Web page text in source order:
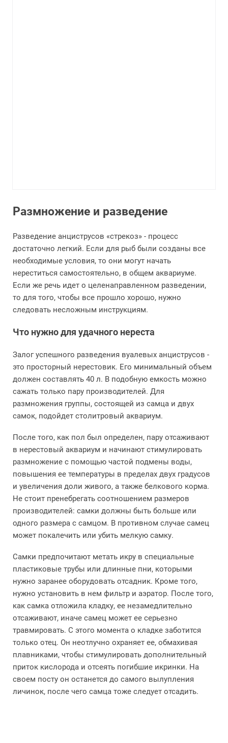
Размножение и разведение
Разведение анциструсов «стрекоз» - процесс
достаточно легкий. Если для рыб были созданы все
необходимые условия, то они могут начать
нереститься самостоятельно, в общем аквариуме.
Если же речь идет о целенаправленном разведении,
то для того, чтобы все прошло хорошо, нужно
следовать несложным инструкциям.
Что нужно для удачного нереста
Залог успешного разведения вуалевых анциструсов -
это просторный нерестовик. Его минимальный объем
должен составлять 40 л. В подобную емкость можно
сажать только пару производителей. Для
размножения группы, состоящей из самца и двух
самок, подойдет столитровый аквариум.
После того, как пол был определен, пару отсаживают
в нерестовый аквариум и начинают стимулировать
размножение с помощью частой подмены воды,
повышения ее температуры в пределах двух градусов
и увеличения доли живого, а также белкового корма.
Не стоит пренебрегать соотношением размеров
производителей: самки должны быть больше или
одного размера с самцом. В противном случае самец
может покалечить или убить мелкую самку.
Самки предпочитают метать икру в специальные
пластиковые трубы или длинные пни, которыми
нужно заранее оборудовать отсадник. Кроме того,
нужно установить в нем фильтр и аэратор. После того,
как самка отложила кладку, ее незамедлительно
отсаживают, иначе самец может ее серьезно
травмировать. С этого момента о кладке заботится
только отец. Он неотлучно охраняет ее, обмахивая
плавниками, чтобы стимулировать дополнительный
приток кислорода и отсеять погибшие икринки. На
своем посту он останется до самого вылупления
личинок, после чего самца тоже следует отсадить.